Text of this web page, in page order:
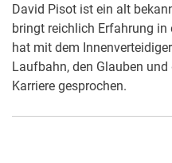
David Pisot ist ein alt
bringt reichlich Erfahrung in
hat mit dem
Laufbahn, den Glauben
Karriere gesprochen.